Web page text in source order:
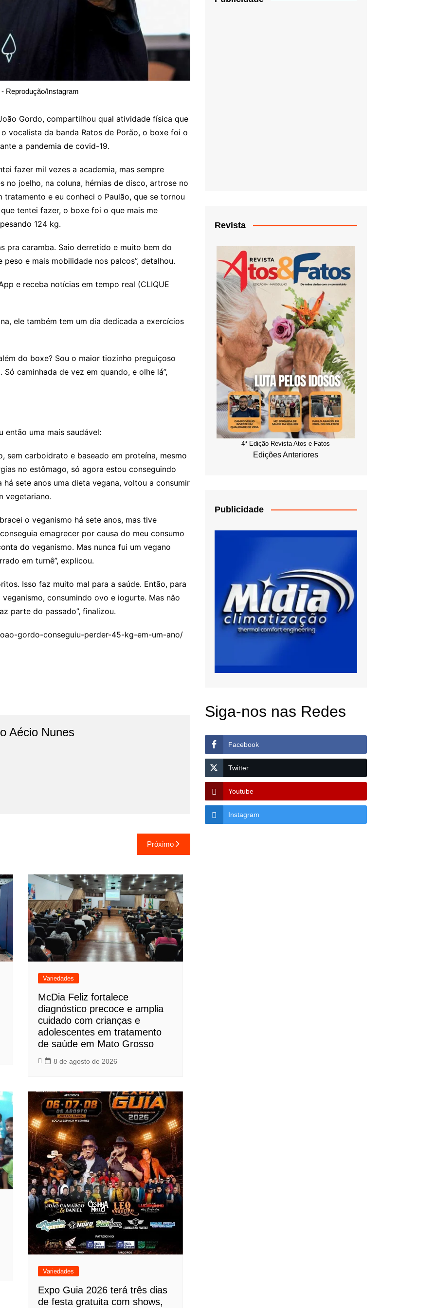
Reprodução/Instagram
Gordo, compartilhou qual atividade física que
vocalista da banda Ratos de Porão, o boxe foi o
a pandemia de covid-19.
fazer mil vezes a academia, mas sempre
no joelho, na coluna, hérnias de disco, artrose no
e eu conheci o Paulão, que se tornou
tentei fazer, o boxe foi o que mais me
124 kg.
pra caramba. Saio derretido e muito bem do
e mais mobilidade nos palcos”, detalhou.
e receba notícias em tempo real (CLIQUE
ele também tem um dia dedicada a exercícios
do boxe? Sou o maior tiozinho preguiçoso
caminhada de vez em quando, e olhe lá”,
uma mais saudável:
sem carboidrato e baseado em proteína, mesmo
no estômago, só agora estou conseguindo
há sete anos uma dieta vegana, voltou a consumir
vegetariano.
o veganismo há sete anos, mas tive
emagrecer por causa do meu consumo
do veganismo. Mas nunca fui um vegano
em turnê”, explicou.
Isso faz muito mal para a saúde. Então, para
consumindo ovo e iogurte. Mas não
parte do passado”, finalizou.
gordo-conseguiu-perder-45-kg-em-um-ano/
Aécio Nunes
Próximo
Variedades
McDia Feliz fortalece
diagnóstico precoce e amplia
cuidado com crianças e
adolescentes em tratamento
de saúde em Mato Grosso
8 de agosto de 2026
Variedades
Expo Guia 2026 terá três dias
de festa gratuita com shows,
Revista
4ª Edição Revista Atos e Fatos
Edições Anteriores
Publicidade
Siga-nos nas Redes
Facebook
Twitter
Youtube
Instagram